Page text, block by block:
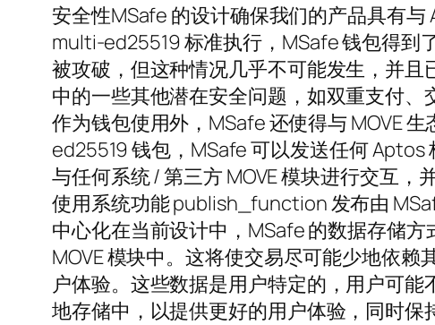
安全性MSafe 的设计确保我们的产品具有
multi-ed25519 标准执行，MSafe 钱包得到
被攻破，但这种情况几乎不可能发生，并
中的一些其他潜在安全问题，如双重支付
作为钱包使用外，MSafe 还使得与 MOVE
ed25519 钱包，MSafe 可以发送任何
与任何系统 / 第三方 MOVE 模块进行交互
使用系统功能 publish_function 发布由
中心化在当前设计中，MSafe 的数据存储
MOVE 模块中。这将使交易尽可能少地依
户体验。这些数据是用户特定的，用户可
地存储中，以提供更好的用户体验，同时保